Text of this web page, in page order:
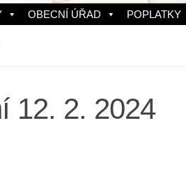
OBECNÍ ÚŘAD POPLATKY
12. 2. 2024